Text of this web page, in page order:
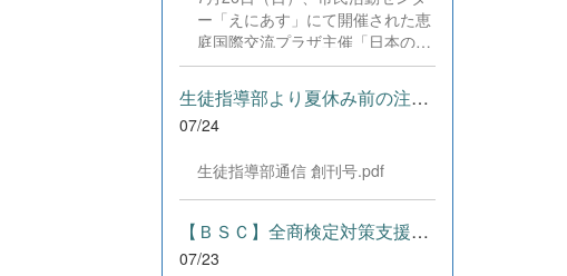
まるご寄付や温かいご声援を寄せ
てくださった地域の皆様方に、心
より感謝申し上げます。皆様から
な励みとなり、全国の舞台で最高
のパフォーマンスと演技を届ける
糧に、さらに表現力に磨きをか
ぬご声援をよろしくお願いいたし
た学習習慣や知識を、今後の学校
生活や学習に生かし、一人一人が
さらなる成長につなげてくれるこ
とを期待しています。 &nbsp;
ー「えにあす」にて開催された恵
庭国際交流プラザ主催「日本の夏
祭り体験」に、本校国際教養科の
生徒6名がボランティアとして参
加しました！ 会場にはウクライ
ナ、ネパール、アフガニスタンな
ヨー釣りや綿あめ、盆踊りなどを
満喫。浴衣姿でイベントを彩った
1年生や、経験を生かして頼もし
く場を仕切る3年生など、生徒た
ちは言葉や国境を超えて笑顔で交
生徒指導部より夏休み前の注意事項
07/24
生徒指導部通信 創刊号.pdf
【ＢＳＣ】全商検定対策支援ポータルサイト「Compath（コンパス）...
07/23